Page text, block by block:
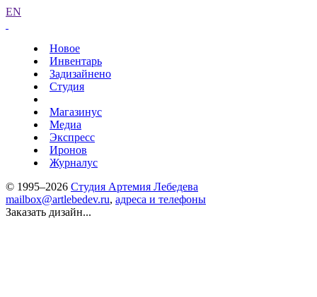
EN
Новое
Инвентарь
Задизайнено
Студия
Магазинус
Медиа
Экспресс
Иронов
Журналус
© 1995–2026 Студия Артемия Лебедева
mailbox@artlebedev.ru, адреса и телефоны
Заказать дизайн...